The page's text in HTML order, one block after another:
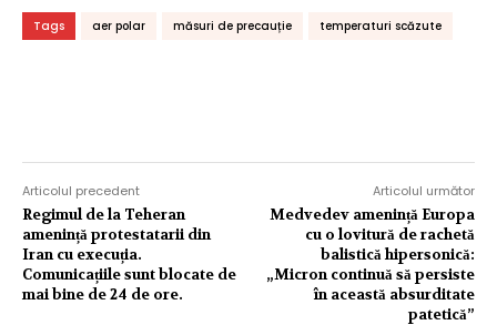
Tags aer polar măsuri de precauție temperaturi scăzute
Articolul precedent
Regimul de la Teheran
amenință protestatarii din
Iran cu execuția.
Comunicațiile sunt blocate de
mai bine de 24 de ore.
Articolul următor
Medvedev amenință Europa
cu o lovitură de rachetă
balistică hipersonică:
„Micron continuă să persiste
în această absurditate
patetică”